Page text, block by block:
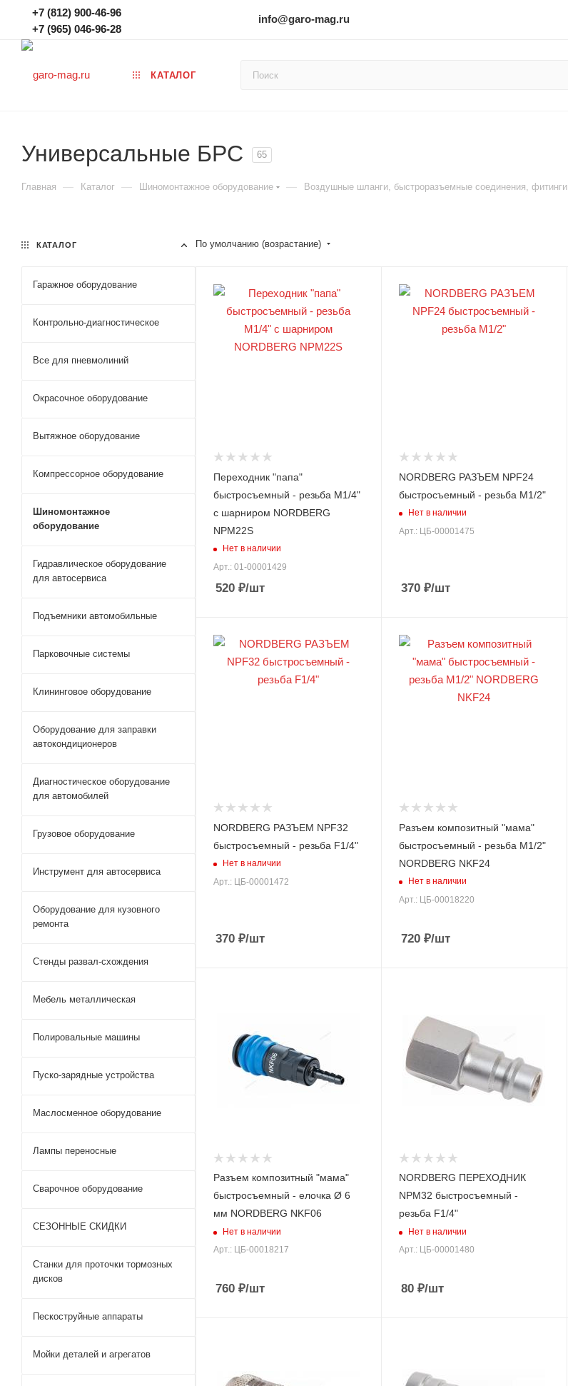
+7 (812) 900-46-96
+7 (965) 046-96-28
info@garo-mag.ru
КАТАЛОГ
Универсальные БРС 65
Главная — Каталог — Шиномонтажное оборудование — Воздушные шланги, быстроразъемные соединения, фитинги
По умолчанию (возрастание)
Переходник "папа"
быстросъемный - резьба M1/4"
с шарниром NORDBERG
NPM22S
Нет в наличии
Арт.: 01-00001429
520 ₽/шт
NORDBERG РАЗЪЕМ NPF24
быстросъемный - резьба M1/2"
Нет в наличии
Арт.: ЦБ-00001475
370₽/шт
NORDBERG РАЗЪЕМ NPF32
быстросъемный - резьба F1/4"
Нет в наличии
Арт.: ЦБ-00001472
370 ₽/шт
Разъем композитный "мама"
быстросъемный - резьба M1/2"
NORDBERG NKF24
Нет в наличии
Арт.: ЦБ-00018220
720₽/шт
Разъем композитный "мама"
быстросъемный - елочка Ø 6
мм NORDBERG NKF06
Нет в наличии
Арт.: ЦБ-00018217
760 ₽/шт
NORDBERG ПЕРЕХОДНИК
NPM32 быстросъемный -
резьба F1/4"
Нет в наличии
Арт.: ЦБ-00001480
80₽/шт
КАТАЛОГ
Гаражное оборудование
Контрольно-диагностическое
Все для пневмолиний
Окрасочное оборудование
Вытяжное оборудование
Компрессорное оборудование
Шиномонтажное
оборудование
Гидравлическое оборудование
для автосервиса
Подъемники автомобильные
Парковочные системы
Клининговое оборудование
Оборудование для заправки
автокондиционеров
Диагностическое оборудование
для автомобилей
Грузовое оборудование
Инструмент для автосервиса
Оборудование для кузовного
ремонта
Стенды развал-схождения
Мебель металлическая
Полировальные машины
Пуско-зарядные устройства
Маслосменное оборудование
Лампы переносные
Сварочное оборудование
СЕЗОННЫЕ СКИДКИ
Станки для проточки тормозных
дисков
Пескоструйные аппараты
Мойки деталей и агрегатов